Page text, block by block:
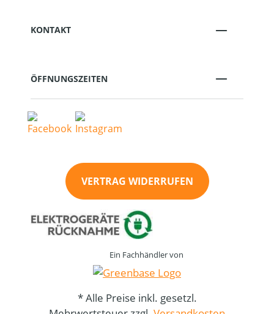
KONTAKT
ÖFFNUNGSZEITEN
VERTRAG WIDERRUFEN
Ein Fachhändler von
* Alle Preise inkl. gesetzl.